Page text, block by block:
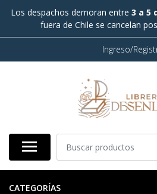
Los despachos demoran entre 3 a 5
fuera de Chile se cancelan
Ingreso/
CATEGORÍAS